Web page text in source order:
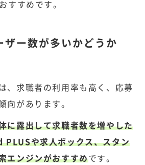
すすめです。
ザー数が多いかどうか
、求職者の利用率も高く、応募
向があります。
に露出して求職者数を増やした
PLUSや求人ボックス、スタン
エンジンがおすすめです。